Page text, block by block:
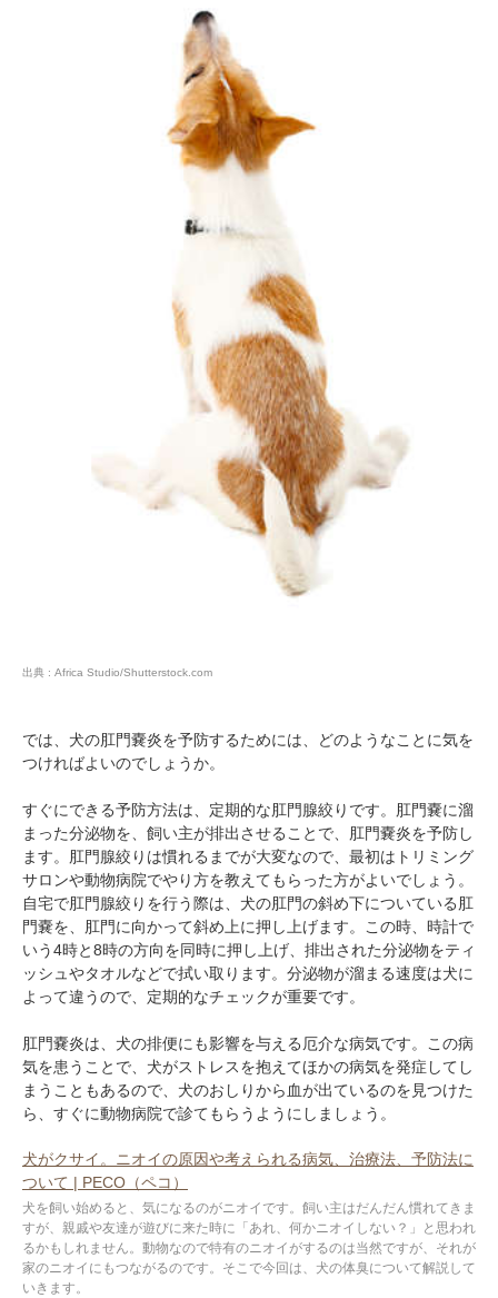
出典 : Africa Studio/Shutterstock.com
では、犬の肛門嚢炎を予防するためには、どのようなことに気を
つければよいのでしょうか。
すぐにできる予防方法は、定期的な肛門腺絞りです。肛門嚢に溜
まった分泌物を、飼い主が排出させることで、肛門嚢炎を予防し
ます。肛門腺絞りは慣れるまでが大変なので、最初はトリミング
サロンや動物病院でやり方を教えてもらった方がよいでしょう。
自宅で肛門腺絞りを行う際は、犬の肛門の斜め下についている肛
門嚢を、肛門に向かって斜め上に押し上げます。この時、時計で
いう4時と8時の方向を同時に押し上げ、排出された分泌物をティ
ッシュやタオルなどで拭い取ります。分泌物が溜まる速度は犬に
よって違うので、定期的なチェックが重要です。
肛門嚢炎は、犬の排便にも影響を与える厄介な病気です。この病
気を患うことで、犬がストレスを抱えてほかの病気を発症してし
まうこともあるので、犬のおしりから血が出ているのを見つけた
ら、すぐに動物病院で診てもらうようにしましょう。
犬がクサイ。ニオイの原因や考えられる病気、治療法、予防法に
ついて | PECO（ペコ）
犬を飼い始めると、気になるのがニオイです。飼い主はだんだん慣れてきま
すが、親戚や友達が遊びに来た時に「あれ、何かニオイしない？」と思われ
るかもしれません。動物なので特有のニオイがするのは当然ですが、それが
家のニオイにもつながるのです。そこで今回は、犬の体臭について解説して
いきます。
pecodogs
いぬ部をフォロー
ねこ部をフォロー